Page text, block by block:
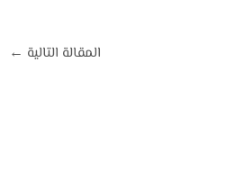
المقالة التالية ←